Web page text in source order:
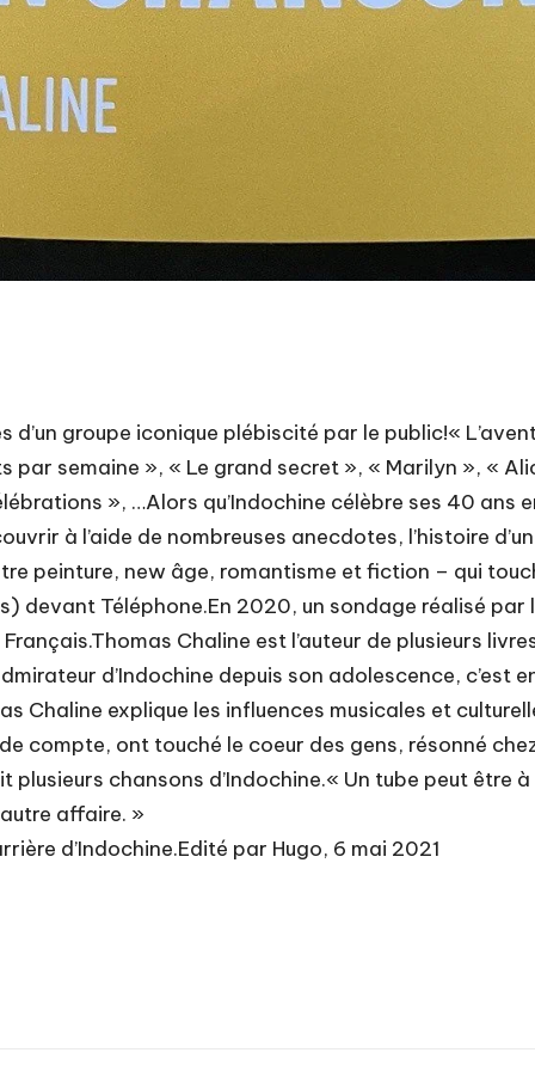
groupe iconique plébiscité par le public!«
par semaine », « Le grand secret », « Marilyn », «
», …Alors qu’Indochine célèbre ses 40 ans
à l’aide de nombreuses anecdotes, l’histoire
peinture, new âge, romantisme et fiction – qui
devant Téléphone.En 2020, un sondage réalisé par
Chaline est l’auteur de plusieurs
d’Indochine depuis son adolescence, c’est
Chaline explique les influences musicales et
compte, ont touché le coeur des gens, résonné
chansons d’Indochine.« Un tube peut être
affaire. »
d’Indochine.Edité par Hugo, 6 mai 2021